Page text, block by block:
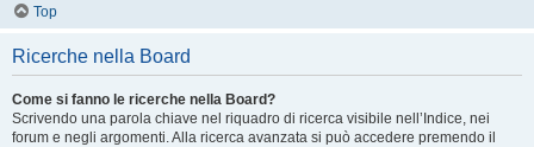
Top
Ricerche nella Board
Come si fanno le ricerche nella Board?
Scrivendo una parola chiave nel riquadro di ricerca visibile nell’Indice, nei
forum e negli argomenti. Alla ricerca avanzata si può accedere premendo il